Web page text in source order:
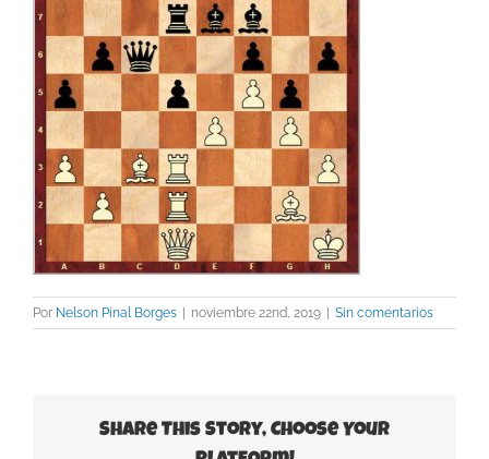
Por Nelson Pinal Borges | noviembre 22nd, 2019 | Sin comentarios
Share This Story, Choose Your